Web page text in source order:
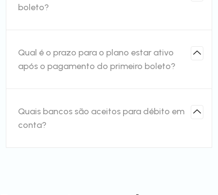
boleto?
Qual é o prazo para o plano estar ativo
após o pagamento do primeiro boleto?
Quais bancos são aceitos para débito em
conta?